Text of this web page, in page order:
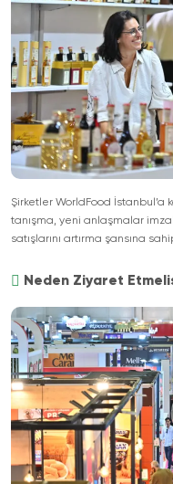
Şirketler WorldFood İstanbul’a
tanışma, yeni anlaşmalar
satışlarını artırma şansına
Neden Ziyaret